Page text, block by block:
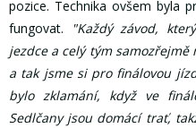
pozice. Technika ovšem byla
fungovat.
"Každý závod,
jezdce a celý tým
a tak jsme si pro finálovou
bylo zklamání, když ve
Sedlčany jsou domácí trať,